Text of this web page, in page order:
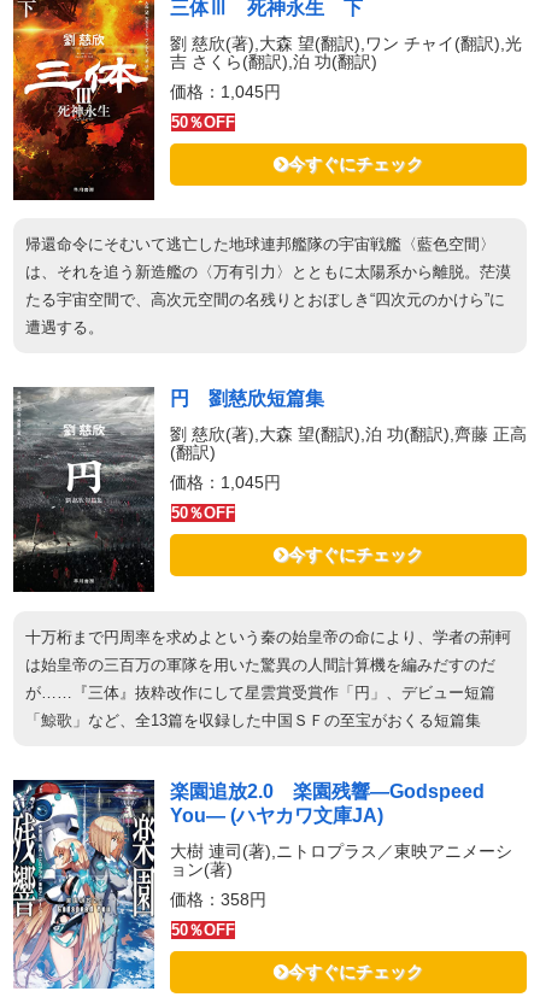
三体Ⅲ 死神永生 下
劉 慈欣(著),大森 望(翻訳),ワン チャイ(翻訳),光
吉 さくら(翻訳),泊 功(翻訳)
価格：1,045円
50％OFF
今すぐにチェック
帰還命令にそむいて逃亡した地球連邦艦隊の宇宙戦艦〈藍色空間〉
は、それを追う新造艦の〈万有引力〉とともに太陽系から離脱。茫漠
たる宇宙空間で、高次元空間の名残りとおぼしき“四次元のかけら”に
遭遇する。
円 劉慈欣短篇集
劉 慈欣(著),大森 望(翻訳),泊 功(翻訳),齊藤 正高
(翻訳)
価格：1,045円
50％OFF
今すぐにチェック
十万桁まで円周率を求めよという秦の始皇帝の命により、学者の荊軻
は始皇帝の三百万の軍隊を用いた驚異の人間計算機を編みだすのだ
が……『三体』抜粋改作にして星雲賞受賞作「円」、デビュー短篇
「鯨歌」など、全13篇を収録した中国ＳＦの至宝がおくる短篇集
楽園追放2.0 楽園残響―Godspeed
You― (ハヤカワ文庫JA)
大樹 連司(著),ニトロプラス／東映アニメーシ
ョン(著)
価格：358円
50％OFF
今すぐにチェック